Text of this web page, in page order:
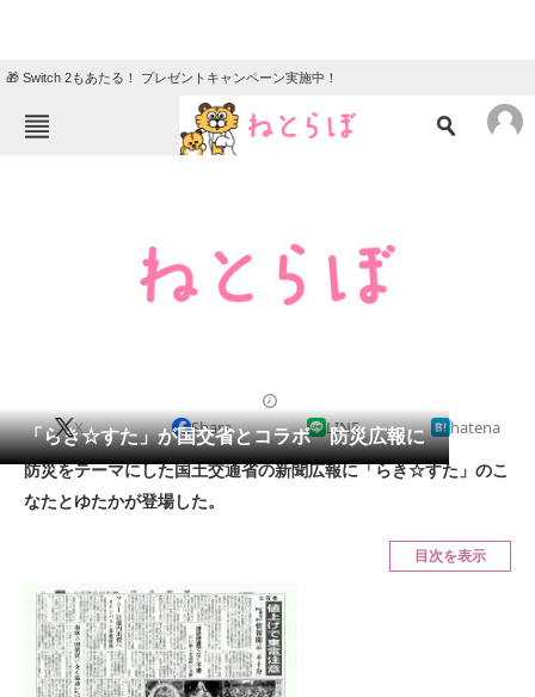
🎁 Switch 2もあたる！ プレゼントキャンペーン実施中！
クイズ
地域
会員記事
メディア
スマホと通信の最新トレンド
進化するPCとデバイスの未来
「らき☆すた」が国交省とコラボ 防災広報に
X Share LINE hatena
防災をテーマにした国土交通省の新聞広報に「らき☆すた」のこ
なたとゆたかが登場した。
目次を表示